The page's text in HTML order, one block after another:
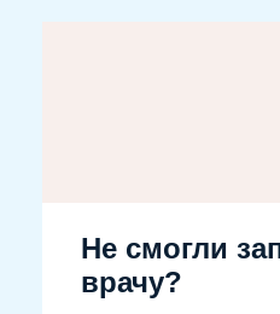
Не смогли
врачу?